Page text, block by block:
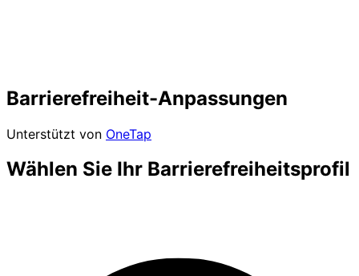
Barrierefreiheit-Anpassungen
Unterstützt von OneTap
Wählen Sie Ihr Barrierefreiheitsprofil